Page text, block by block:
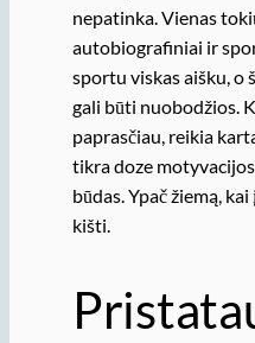
nepatinka. Vienas
autobiografiniai ir
sportu viskas aišku, o
gali būti nuobodžios.
paprasčiau, reikia
tikra doze
būdas. Ypač žiemą,
kišti.